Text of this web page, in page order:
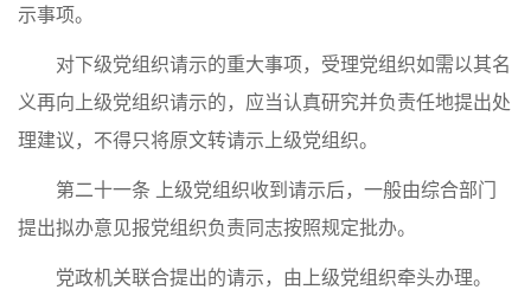
示事项。
对下级党组织请示的重大事项，受理党组织如需以其名
义再向上级党组织请示的，应当认真研究并负责任地提出处
理建议，不得只将原文转请示上级党组织。
第二十一条 上级党组织收到请示后，一般由综合部门
提出拟办意见报党组织负责同志按照规定批办。
党政机关联合提出的请示，由上级党组织牵头办理。